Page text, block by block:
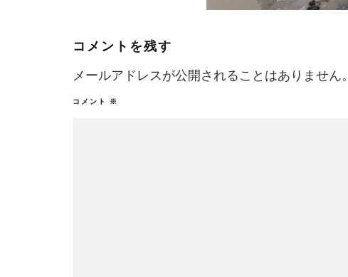
コメントを残す
メールアドレスが公開されることはありません。
コメント ※